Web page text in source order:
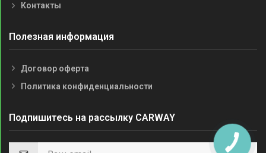
Контакты
Полезная информация
Договор оферта
Политика конфиденциальности
Подпишитесь на рассылку CARWAY